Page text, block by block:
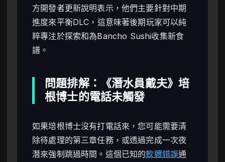
方開發者更新說明表示，他們主要針對中期
進度來平衡DLC，這意味著後期玩家可以純
粹專注於探索和為Bancho Sushi收集新食
譜。
問題排解：《潛水員戴夫》培
根博士的電話未觸發
如果培根博士沒有打電話來，您可能需要清
除待處理的第三章任務，或透過完成一次夜
潛來強制跳過時間。這個已知的軟體錯誤通